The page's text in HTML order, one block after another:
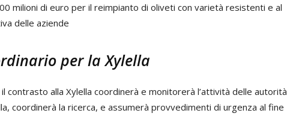
milioni di euro per il reimpianto di oliveti con varietà resistenti e al
delle aziende
per la Xylella
contrasto alla Xylella coordinerà e monitorerà l’attività delle autorità
coordinerà la ricerca, e assumerà provvedimenti di urgenza al fine